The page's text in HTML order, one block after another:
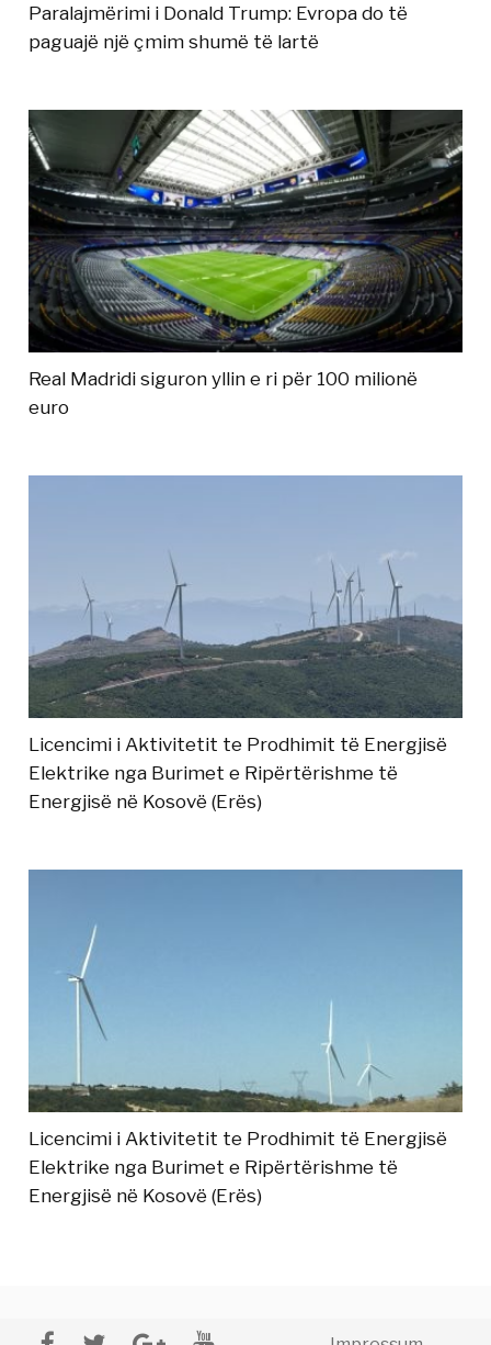
Paralajmërimi i Donald Trump: Evropa do të
paguajë një çmim shumë të lartë
Real Madridi siguron yllin e ri për 100 milionë
euro
Licencimi i Aktivitetit te Prodhimit të Energjisë
Elektrike nga Burimet e Ripërtërishme të
Energjisë në Kosovë (Erës)
Licencimi i Aktivitetit te Prodhimit të Energjisë
Elektrike nga Burimet e Ripërtërishme të
Energjisë në Kosovë (Erës)